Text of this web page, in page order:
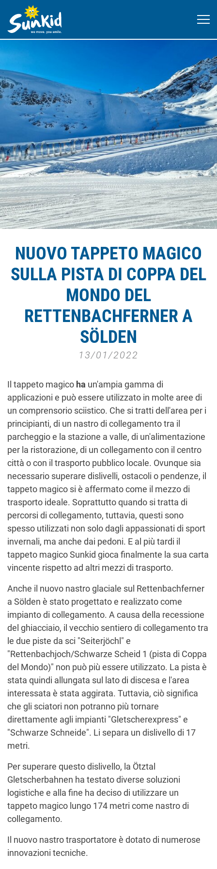
NUOVO TAPPETO MAGICO
SULLA PISTA DI COPPA DEL
MONDO DEL
RETTENBACHFERNER A
SÖLDEN
13/01/2022
Il tappeto magico ha un'ampia gamma di
applicazioni e può essere utilizzato in molte aree di
un comprensorio sciistico. Che si tratti dell'area per i
principianti, di un nastro di collegamento tra il
parcheggio e la stazione a valle, di un'alimentazione
per la ristorazione, di un collegamento con il centro
città o con il trasporto pubblico locale. Ovunque sia
necessario superare dislivelli, ostacoli o pendenze, il
tappeto magico si è affermato come il mezzo di
trasporto ideale. Soprattutto quando si tratta di
percorsi di collegamento, tuttavia, questi sono
spesso utilizzati non solo dagli appassionati di sport
invernali, ma anche dai pedoni. E al più tardi il
tappeto magico Sunkid gioca finalmente la sua carta
vincente rispetto ad altri mezzi di trasporto.
Anche il nuovo nastro glaciale sul Rettenbachferner
a Sölden è stato progettato e realizzato come
impianto di collegamento. A causa della recessione
del ghiacciaio, il vecchio sentiero di collegamento tra
le due piste da sci "Seiterjöchl" e
"Rettenbachjoch/Schwarze Scheid 1 (pista di Coppa
del Mondo)" non può più essere utilizzato. La pista è
stata quindi allungata sul lato di discesa e l'area
interessata è stata aggirata. Tuttavia, ciò significa
che gli sciatori non potranno più tornare
direttamente agli impianti "Gletscherexpress" e
"Schwarze Schneide". Li separa un dislivello di 17
metri.
Per superare questo dislivello, la Ötztal
Gletscherbahnen ha testato diverse soluzioni
logistiche e alla fine ha deciso di utilizzare un
tappeto magico lungo 174 metri come nastro di
collegamento.
Il nuovo nastro trasportatore è dotato di numerose
innovazioni tecniche.